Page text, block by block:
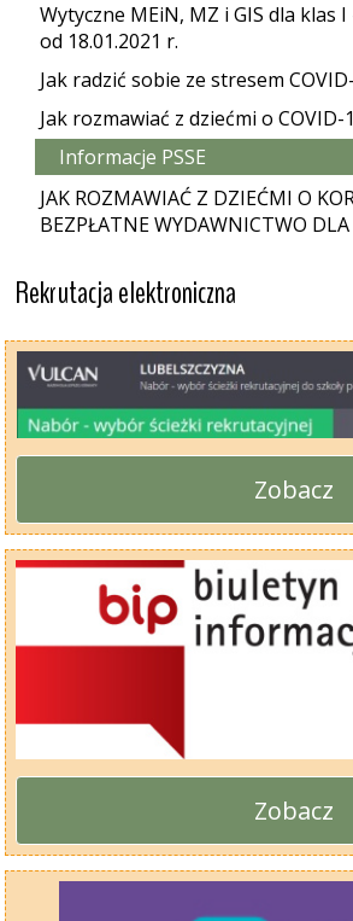
Wytyczne MEiN, MZ i GIS dla klas
od 18.01.2021 r.
Jak radzić sobie ze stresem
Jak rozmawiać z dziećmi o COVID-
Informacje PSSE
JAK ROZMAWIAĆ Z DZIEĆMI O
BEZPŁATNE WYDAWNICTWO
Rekrutacja elektroniczna
Zobacz
Zobacz